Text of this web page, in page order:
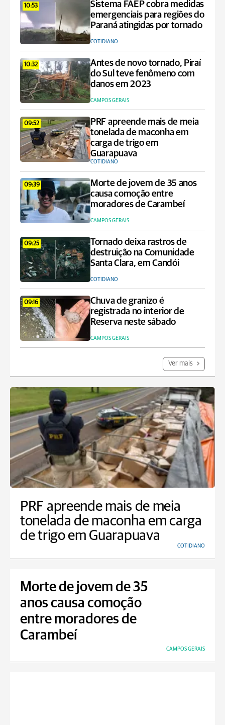
10:53
Sistema FAEP cobra medidas
emergenciais para regiões do
Paraná atingidas por tornado
COTIDIANO
10:32
Antes de novo tornado, Piraí
do Sul teve fenômeno com
danos em 2023
CAMPOS GERAIS
09:52
PRF apreende mais de meia
tonelada de maconha em
carga de trigo em
Guarapuava
COTIDIANO
09:39
Morte de jovem de 35 anos
causa comoção entre
moradores de Carambeí
CAMPOS GERAIS
09:25
Tornado deixa rastros de
destruição na Comunidade
Santa Clara, em Candói
COTIDIANO
09:16
Chuva de granizo é
registrada no interior de
Reserva neste sábado
CAMPOS GERAIS
Ver mais
PRF apreende mais de meia
tonelada de maconha em carga
de trigo em Guarapuava
COTIDIANO
Morte de jovem de 35
anos causa comoção
entre moradores de
Carambeí
CAMPOS GERAIS